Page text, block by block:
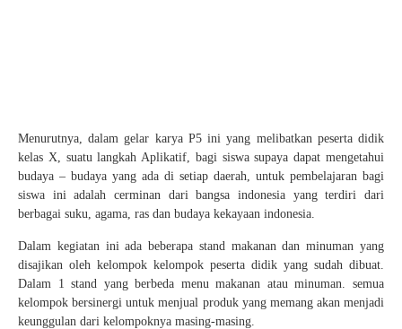
Menurutnya, dalam gelar karya P5 ini yang melibatkan peserta didik
kelas X, suatu langkah Aplikatif, bagi siswa supaya dapat mengetahui
budaya – budaya yang ada di setiap daerah, untuk pembelajaran bagi
siswa ini adalah cerminan dari bangsa indonesia yang terdiri dari
berbagai suku, agama, ras dan budaya kekayaan indonesia.
Dalam kegiatan ini ada beberapa stand makanan dan minuman yang
disajikan oleh kelompok kelompok peserta didik yang sudah dibuat.
Dalam 1 stand yang berbeda menu makanan atau minuman. semua
kelompok bersinergi untuk menjual produk yang memang akan menjadi
keunggulan dari kelompoknya masing-masing.